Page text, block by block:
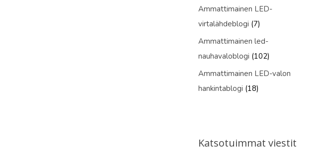
Ammattimainen LED-
virtalähdeblogi (7)
Ammattimainen led-
nauhavaloblogi (102)
Ammattimainen LED-valon
hankintablogi (18)
Katsotuimmat viestit